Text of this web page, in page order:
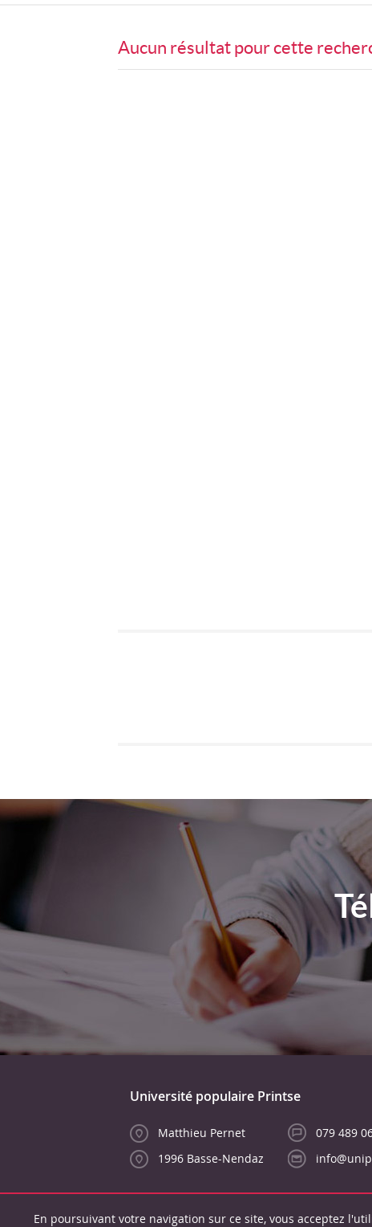
Aucun résultat pour cette
Université populaire Printse
Matthieu Pernet
1996 Basse-Nendaz
079 489
En poursuivant votre navigation sur ce site, vous acceptez